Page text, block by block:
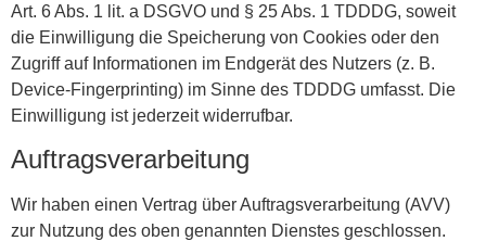
Art. 6 Abs. 1 lit. a DSGVO und § 25 Abs. 1 TDDDG, soweit
die Einwilligung die Speicherung von Cookies oder den
Zugriff auf Informationen im Endgerät des Nutzers (z. B.
Device-Fingerprinting) im Sinne des TDDDG umfasst. Die
Einwilligung ist jederzeit widerrufbar.
Auftragsverarbeitung
Wir haben einen Vertrag über Auftragsverarbeitung (AVV)
zur Nutzung des oben genannten Dienstes geschlossen.